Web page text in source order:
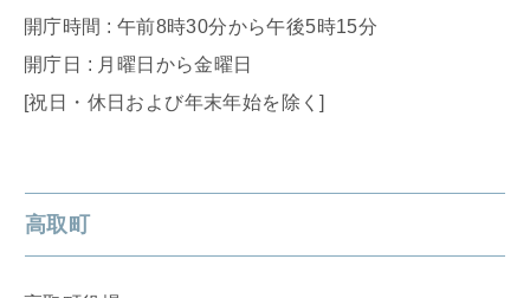
開庁時間 : 午前8時30分から午後5時15分
開庁日 : 月曜日から金曜日
[祝日・休日および年末年始を除く]
高取町